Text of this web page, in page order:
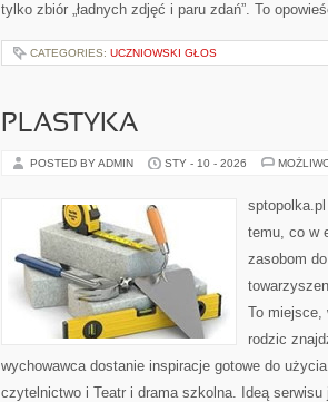
tylko zbiór „ładnych zdjęć i paru zdań”. To
CATEGORIES: UCZNIOWSKI GŁOS
PLASTYKA
POSTED BY ADMIN STY - 10 - 2026
temu, co w
zasobom
To miejsce,
rodzic
wychowawca dostanie inspiracje gotowe do
czytelnictwo i Teatr i drama szkolna. Ideą